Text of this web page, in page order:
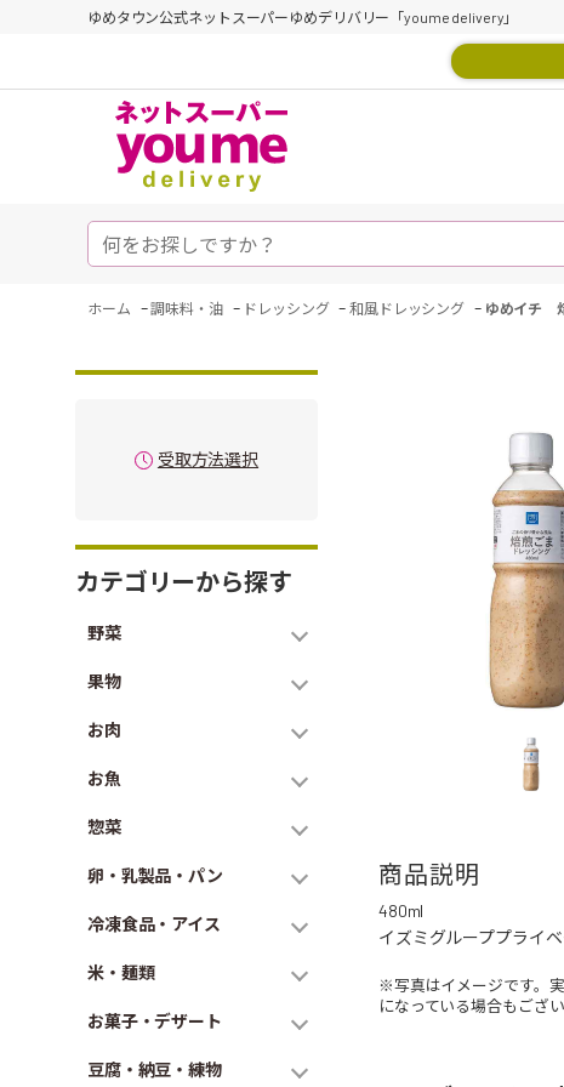
ゆめタウン公式ネットスーパーゆめデリバリー「youme delivery」
ホーム -調味料・油 - ドレッシング -和風ドレッシング - ゆめイチ
受取方法選択
カテゴリーから探す
野菜
果物
お肉
お魚
惣菜
卵・乳製品・パン
冷凍食品・アイス
米・麺類
お菓子・デザート
豆腐・納豆・練物
商品説明
480ml
イズミグループプライ
※写真はイメージです。
になっている場合もござ